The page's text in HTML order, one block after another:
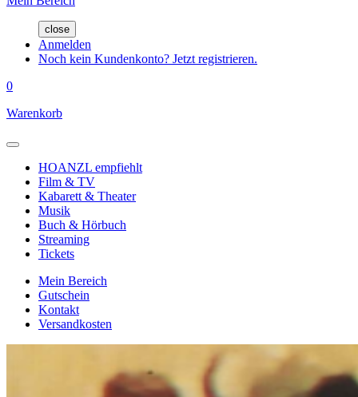
close
Anmelden
Noch kein Kundenkonto? Jetzt registrieren.
0
Warenkorb
HOANZL empfiehlt
Film & TV
Kabarett & Theater
Musik
Buch & Hörbuch
Streaming
Tickets
Mein Bereich
Gutschein
Kontakt
Versandkosten